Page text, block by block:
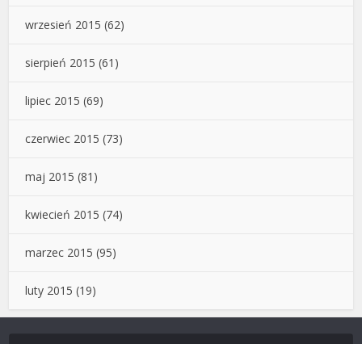
wrzesień 2015 (62)
sierpień 2015 (61)
lipiec 2015 (69)
czerwiec 2015 (73)
maj 2015 (81)
kwiecień 2015 (74)
marzec 2015 (95)
luty 2015 (19)